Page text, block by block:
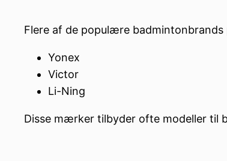
Flere af de populære
Yonex
Victor
Li-Ning
Disse mærker tilbyder ofte modeller til